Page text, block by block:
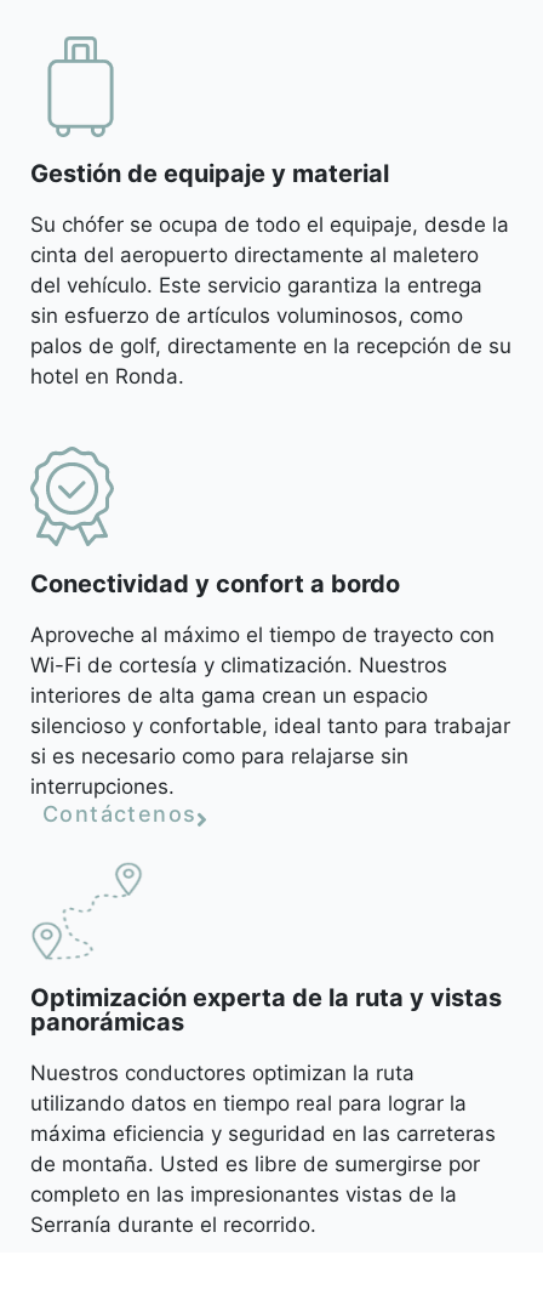
Gestión de equipaje y material
Su chófer se ocupa de todo el equipaje, desde la
cinta del aeropuerto directamente al maletero
del vehículo. Este servicio garantiza la entrega
sin esfuerzo de artículos voluminosos, como
palos de golf, directamente en la recepción de su
hotel en Ronda.
Conectividad y confort a bordo
Aproveche al máximo el tiempo de trayecto con
Wi-Fi de cortesía y climatización. Nuestros
interiores de alta gama crean un espacio
silencioso y confortable, ideal tanto para trabajar
si es necesario como para relajarse sin
interrupciones.
Contáctenos
Optimización experta de la ruta y vistas
panorámicas
Nuestros conductores optimizan la ruta
utilizando datos en tiempo real para lograr la
máxima eficiencia y seguridad en las carreteras
de montaña. Usted es libre de sumergirse por
completo en las impresionantes vistas de la
Serranía durante el recorrido.